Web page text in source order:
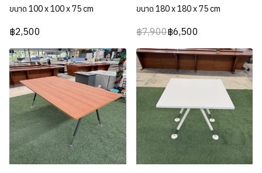
ขนาด 100 x 100 x 75 cm
฿2,500
ขนาด 180 x 180 x 75 cm
฿7,900฿6,500